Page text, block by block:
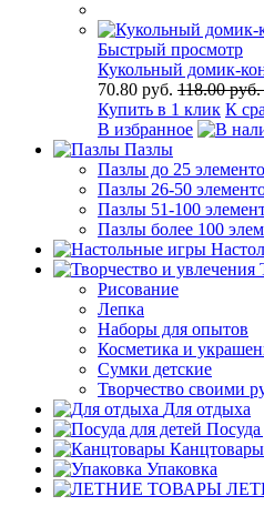
Быстрый просмотр
Кукольный домик-
70.80 руб. 118.00 руб.
Купить в 1 клик К
В избранное
Пазлы
Пазлы до 25
Пазлы 26-50
Пазлы 51-100
Пазлы более 100
Рисование
Лепка
Наборы для опытов
Косметика и
Сумки детские
Творчество своими
Для отдыха
Посуда
Канцтовары
Упаковка